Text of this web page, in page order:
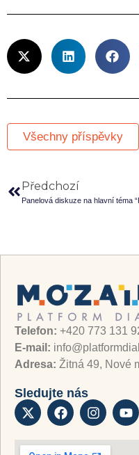
Všechny příspěvky
Předchozí
Telefon: +420 773 131
E-mail:
Adresa: Žitná 49, Nové
Sledujte nás